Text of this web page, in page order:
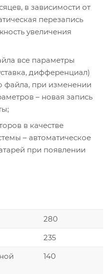
в зависимости от
перезапись
увеличения
все параметры
дифференциал)
файла, при изменении
– новая запись
в качестве
– автоматическое
при появлении
280
235
140